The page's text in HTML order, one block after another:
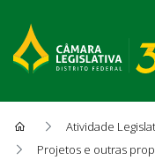
Atividade
Projetos e outras